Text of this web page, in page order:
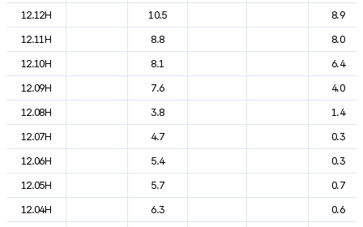
12.12H
10.5
8.9
12.11H
8.8
8.0
12.10H
8.1
6.4
12.09H
7.6
4.0
12.08H
3.8
1.4
12.07H
4.7
0.3
12.06H
5.4
0.3
12.05H
5.7
0.7
12.04H
6.3
0.6